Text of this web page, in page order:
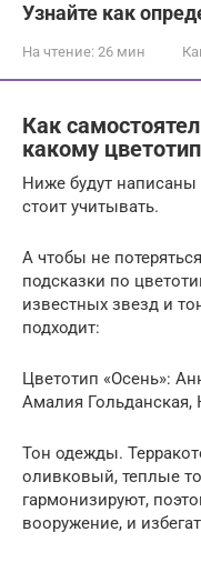
Узнайте как
На чтение: 26 мин
Как
какому
Ниже будут
стоит учитывать.
А чтобы не
подсказки по
известных звезд и
подходит:
Цветотип «Осень»:
Амалия Гольданская,
Тон одежды.
оливковый, теплые
гармонизируют,
вооружение, и